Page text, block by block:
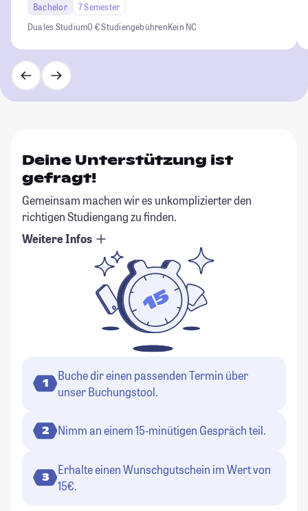
Bachelor
7 Semester
Duales Studium0 € StudiengebührenKein NC
Deine Unterstützung ist
gefragt!
Gemeinsam machen wir es unkomplizierter den
richtigen Studiengang zu finden.
Weitere Infos
1
Buche dir einen passenden Termin über
unser Buchungstool.
2 Nimm an einem 15-minütigen Gespräch teil.
3
Erhalte einen Wunschgutschein im Wert von
15€.